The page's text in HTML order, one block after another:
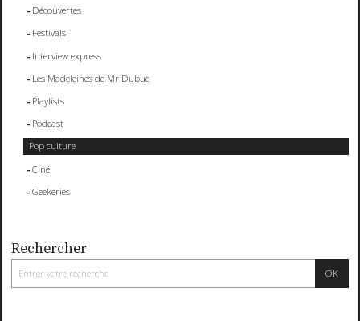
Découvertes
Festivals
Interview express
Les Madeleines de Mr Dubuc
Playlists
Podcast
Pop culture
Ciné
Geekeries
Rechercher